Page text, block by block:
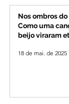
Nos ombros
Como uma
beijo viraram
18 de mai. de 2025